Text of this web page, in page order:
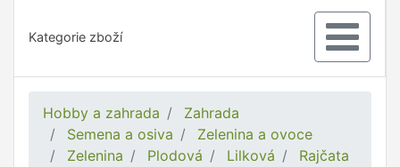
Kategorie zboží
Hobby a zahrada
Zahrada
Semena a osiva
Zelenina a ovoce
Zelenina
Plodová Lilková
Rajčata